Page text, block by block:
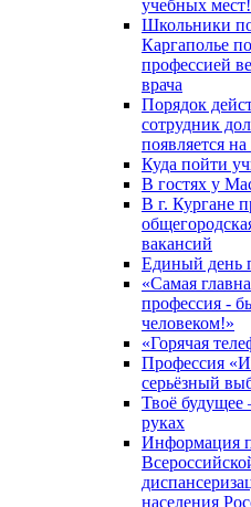
учебных мест!
Школьники
Каргаполье
профессией
врача
Порядок
сотрудник
появляется на
Куда пойти
В гостях у
В г. Кургане
вакансий
Единый день
«Самая
профессия -
человеком!»
«Горячая
Профессия
серьёзный
Твоё будущее
руках
Информация
населения